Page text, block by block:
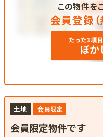
この物件を
会員登録（
たった3項
ぼか
土地 会員限定
会員限定物件です